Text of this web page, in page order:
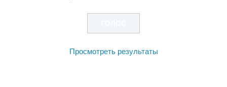
Просмотреть результаты